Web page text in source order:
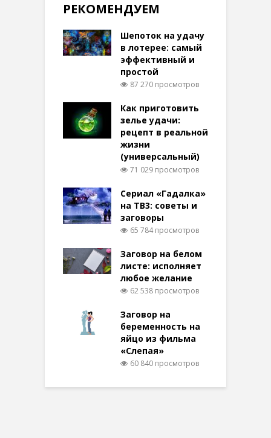
РЕКОМЕНДУЕМ
Шепоток на удачу
в лотерее: самый
эффективный и
простой
87 270 просмотров
Как приготовить
зелье удачи:
рецепт в реальной
жизни
(универсальный)
71 029 просмотров
Сериал «Гадалка»
на ТВ3: советы и
заговоры
65 784 просмотров
Заговор на белом
листе: исполняет
любое желание
62 538 просмотров
Заговор на
беременность на
яйцо из фильма
«Слепая»
60 840 просмотров